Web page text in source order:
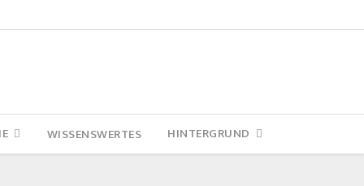
WISSENSWERTES HINTERGRUND